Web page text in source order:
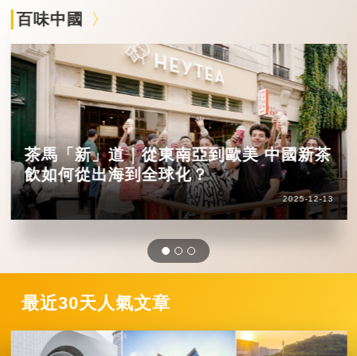
百味中國
茶馬「新」道｜從東南亞到歐美 中國新茶
飲如何從出海到全球化？
2025-12-13
最近30天人氣文章